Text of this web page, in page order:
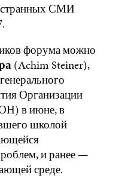
СМИ
форума можно
(Achim Steiner),
Организации
в июне, в
школой
и ранее —
среде.